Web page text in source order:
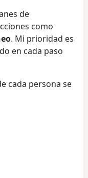
de
como
. Mi prioridad es
en cada paso
cada persona se